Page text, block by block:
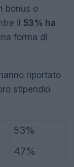
bonus o
il 53% ha
forma di
riportato
stipendio
53%
47%